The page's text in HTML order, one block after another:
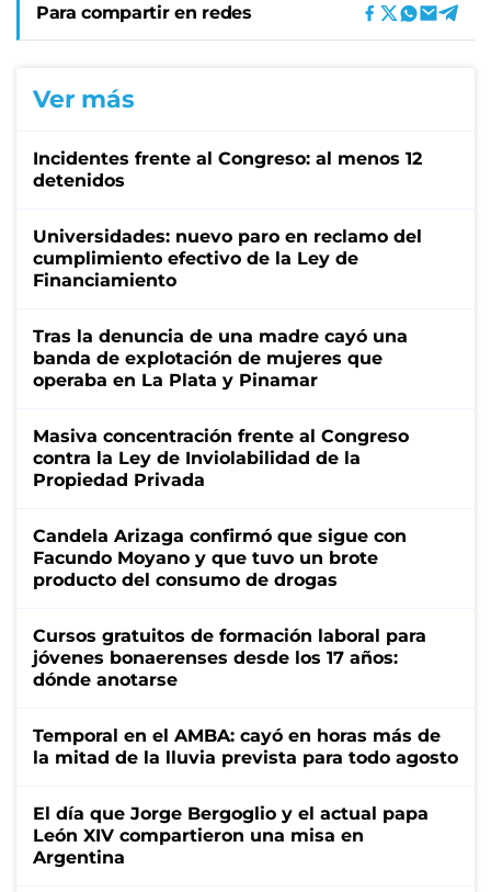
Para compartir en redes
Ver más
Incidentes frente al Congreso: al menos 12
detenidos
Universidades: nuevo paro en reclamo del
cumplimiento efectivo de la Ley de
Financiamiento
Tras la denuncia de una madre cayó una
banda de explotación de mujeres que
operaba en La Plata y Pinamar
Masiva concentración frente al Congreso
contra la Ley de Inviolabilidad de la
Propiedad Privada
Candela Arizaga confirmó que sigue con
Facundo Moyano y que tuvo un brote
producto del consumo de drogas
Cursos gratuitos de formación laboral para
jóvenes bonaerenses desde los 17 años:
dónde anotarse
Temporal en el AMBA: cayó en horas más de
la mitad de la lluvia prevista para todo agosto
El día que Jorge Bergoglio y el actual papa
León XIV compartieron una misa en
Argentina